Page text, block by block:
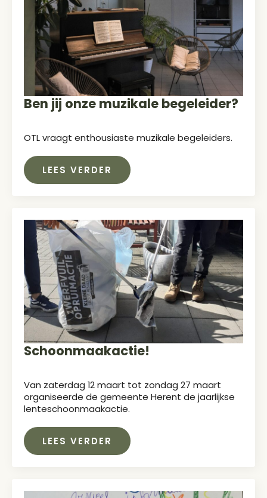
Ben jij onze muzikale begeleider?
OTL vraagt enthousiaste muzikale begeleiders.
LEES VERDER
Schoonmaakactie!
Van zaterdag 12 maart tot zondag 27 maart
organiseerde de gemeente Herent de jaarlijkse
lenteschoonmaakactie.
LEES VERDER